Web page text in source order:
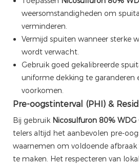
weersomstandigheden om
verminderen.
Vermijd spuiten wanneer sterke
wordt verwacht.
Gebruik goed gekalibreerde
uniforme dekking te garanderen
voorkomen.
Pre-oogstinterval (PHI) &
Bij gebruik Nicosulfuron 80% WDG
telers altijd het aanbevolen pre-
waarnemen om voldoende afbraak
te maken. Het respecteren van